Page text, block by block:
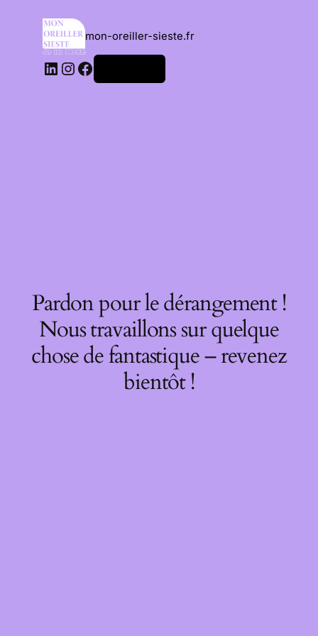
mon-oreiller-sieste.fr
Pardon pour le dérangement !
Nous travaillons sur quelque
chose de fantastique – revenez
bientôt !